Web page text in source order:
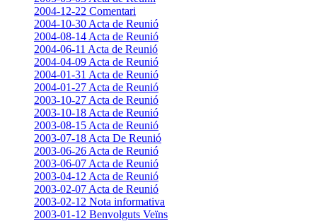
2004-12-22 Comentari
2004-10-30 Acta de Reunió
2004-08-14 Acta de Reunió
2004-06-11 Acta de Reunió
2004-04-09 Acta de Reunió
2004-01-31 Acta de Reunió
2004-01-27 Acta de Reunió
2003-10-27 Acta de Reunió
2003-10-18 Acta de Reunió
2003-08-15 Acta de Reunió
2003-07-18 Acta De Reunió
2003-06-26 Acta de Reunió
2003-06-07 Acta de Reunió
2003-04-12 Acta de Reunió
2003-02-07 Acta de Reunió
2003-02-12 Nota informativa
2003-01-12 Benvolguts Veïns